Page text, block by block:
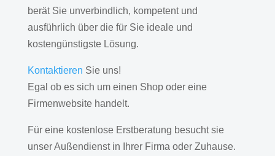
berät Sie unverbindlich, kompetent und
ausführlich über die für Sie ideale und
kostengünstigste Lösung.
Kontaktieren Sie uns!
Egal ob es sich um einen Shop oder eine
Firmenwebsite handelt.
Für eine kostenlose Erstberatung besucht sie
unser Außendienst in Ihrer Firma oder Zuhause.